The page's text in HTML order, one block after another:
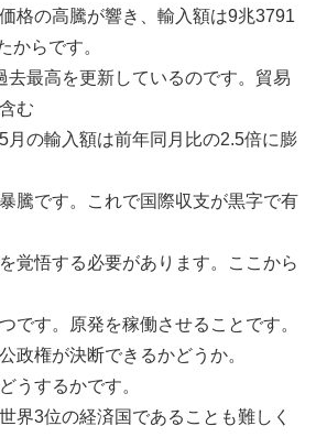
格の高騰が響き、輸入額は9兆3791
からです。
去最高を更新しているのです。貿易
む
月の輸入額は前年同月比の2.5倍に膨
騰です。これで国際収支が黒字で有
覚悟する必要があります。ここから
です。原発を稼働させることです。
政権が決断できるかどうか。
うするかです。
界3位の経済国であることも難しく